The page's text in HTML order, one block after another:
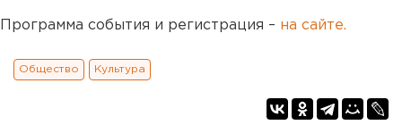
Программа события и регистрация – на сайте.
Общество Культура